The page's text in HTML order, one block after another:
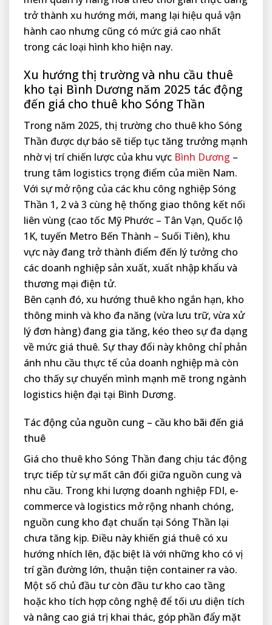
trở thành xu hướng mới, mang lại hiệu quả vận
hành cao nhưng cũng có mức giá cao nhất
trong các loại hình kho hiện nay.
Xu hướng thị trường và nhu cầu thuê
kho tại Bình Dương năm 2025 tác động
đến giá cho thuê kho Sóng Thần
Trong năm 2025, thị trường cho thuê kho Sóng
Thần được dự báo sẽ tiếp tục tăng trưởng mạnh
nhờ vị trí chiến lược của khu vực Bình Dương –
trung tâm logistics trọng điểm của miền Nam.
Với sự mở rộng của các khu công nghiệp Sóng
Thần 1, 2 và 3 cùng hệ thống giao thông kết nối
liên vùng (cao tốc Mỹ Phước – Tân Vạn, Quốc lộ
1K, tuyến Metro Bến Thành – Suối Tiên), khu
vực này đang trở thành điểm đến lý tưởng cho
các doanh nghiệp sản xuất, xuất nhập khẩu và
thương mại điện tử.
Bên cạnh đó, xu hướng thuê kho ngắn hạn, kho
thông minh và kho đa năng (vừa lưu trữ, vừa xử
lý đơn hàng) đang gia tăng, kéo theo sự đa dạng
về mức giá thuê. Sự thay đổi này không chỉ phản
ánh nhu cầu thực tế của doanh nghiệp mà còn
cho thấy sự chuyển mình mạnh mẽ trong ngành
logistics hiện đại tại Bình Dương.
Tác động của nguồn cung – cầu kho bãi đến giá
thuê
Giá cho thuê kho Sóng Thần đang chịu tác động
trực tiếp từ sự mất cân đối giữa nguồn cung và
nhu cầu. Trong khi lượng doanh nghiệp FDI, e-
commerce và logistics mở rộng nhanh chóng,
nguồn cung kho đạt chuẩn tại Sóng Thần lại
chưa tăng kịp. Điều này khiến giá thuê có xu
hướng nhích lên, đặc biệt là với những kho có vị
trí gần đường lớn, thuận tiện container ra vào.
Một số chủ đầu tư còn đầu tư kho cao tầng
hoặc kho tích hợp công nghệ để tối ưu diện tích
và nâng cao giá trị khai thác, góp phần đẩy mặt